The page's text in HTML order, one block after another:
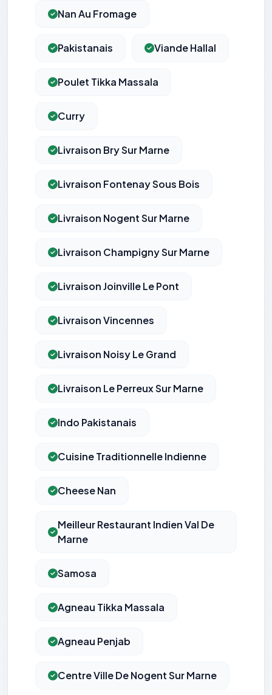
Nan Au Fromage
Pakistanais Viande Hallal
Poulet Tikka Massala
Curry
Livraison Bry Sur Marne
Livraison Fontenay Sous Bois
Livraison Nogent Sur Marne
Livraison Champigny Sur Marne
Livraison Joinville Le Pont
Livraison Vincennes
Livraison Noisy Le Grand
Livraison Le Perreux Sur Marne
Indo Pakistanais
Cuisine Traditionnelle Indienne
Cheese Nan
Meilleur Restaurant Indien Val De
Marne
Samosa
Agneau Tikka Massala
Agneau Penjab
Centre Ville De Nogent Sur Marne